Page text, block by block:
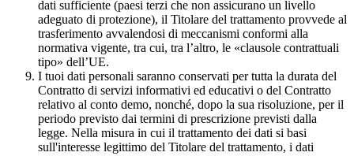
dati sufficiente (paesi terzi che non assicurano un livello
adeguato di protezione), il Titolare del trattamento provvede al
trasferimento avvalendosi di meccanismi conformi alla
normativa vigente, tra cui, tra l’altro, le «clausole contrattuali
tipo» dell’UE.
I tuoi dati personali saranno conservati per tutta la durata del
Contratto di servizi informativi ed educativi o del Contratto
relativo al conto demo, nonché, dopo la sua risoluzione, per il
periodo previsto dai termini di prescrizione previsti dalla
legge. Nella misura in cui il trattamento dei dati si basi
sull'interesse legittimo del Titolare del trattamento, i dati